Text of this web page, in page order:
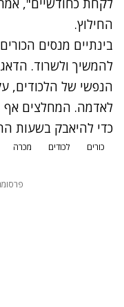
לקחת כחודשיים",
החילוץ.
בינתיים מנסים
להמשיך ולשרוד.
הנפשי של הלכודים,
לאדמה. המחלצים אף
כדי להיאבק בשעות
כורים לכודים מכרה